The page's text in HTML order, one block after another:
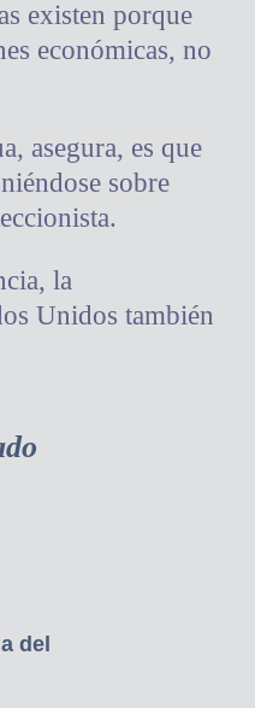
existen porque
económicas, no
asegura, es que
sobre
la
Unidos también
del